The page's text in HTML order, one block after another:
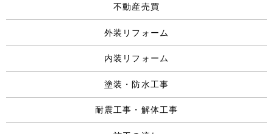
不動産売買
外装リフォーム
内装リフォーム
塗装・防水工事
耐震工事・解体工事